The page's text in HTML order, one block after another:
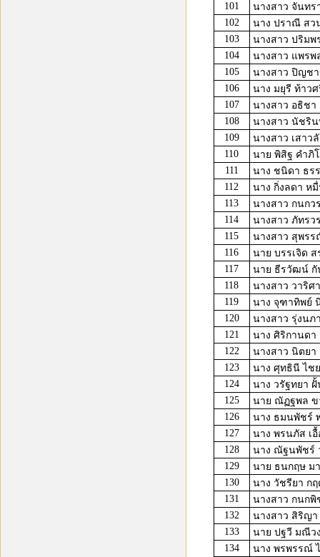
101
นางสาว จันทร
102
นาง ปราณี สว
103
นางสาว ปริมพ
104
นางสาว แพรพ
105
นางสาว ปิญช
106
นาง มยุรี ท้าว
107
นางสาว อธิชา
108
นางสาว นัชริน
109
นางสาว เสา
110
นาย พิสิฐ คำภิ
111
นาง ชนิดา ธร
112
นาง กิ่งลดา ห
113
นางสาว กนก
114
นางสาว ภัทร
115
นางสาว สุพรร
116
นาย บรรเจิด
117
นาย ธีรวัฒน์ กั
118
นางสาว วาริศ
119
นาง จุฑาทิพย์
120
นางสาว รุ่งนภ
121
นาง ศิริกานดา
122
นางสาว นิตยา
123
นาง ศุทธินี ไช
124
นาง วรัฐทยา
125
นาย ณัฏฐพล ข
126
นาง ธมนพัชร์
127
นาง พรนภัส เ
128
นาง ณัฐนพัชร์
129
นาย ธนกฤษ ม
130
นาง วัชรียา ก
131
นางสาว กนก
132
นางสาว สิริญา
133
นาย ปฐวี มณีว
134
นาง พรพรรณ์